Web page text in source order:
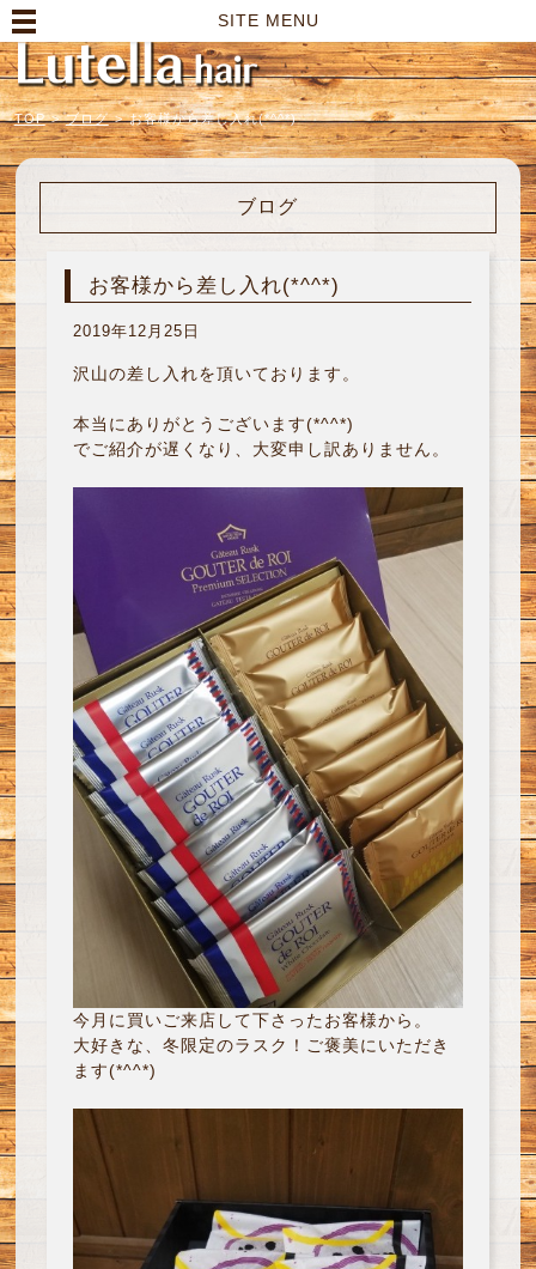
SITE MENU
TOP > ブログ > お客様から差し入れ(*^^*)
ブログ
お客様から差し入れ(*^^*)
2019年12月25日
沢山の差し入れを頂いております。
本当にありがとうございます(*^^*)
でご紹介が遅くなり、大変申し訳ありません。
今月に買いご来店して下さったお客様から。
大好きな、冬限定のラスク！ご褒美にいただき
ます(*^^*)